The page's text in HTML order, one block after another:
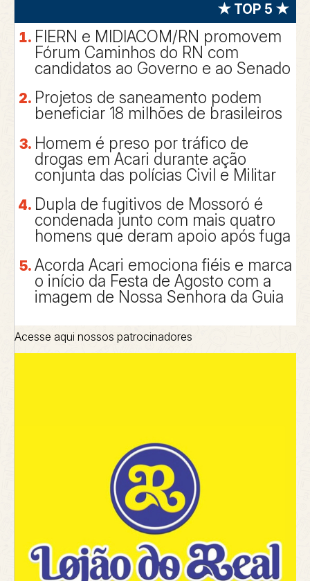
★ TOP 5 ★
FIERN e MIDIACOM/RN promovem
Fórum Caminhos do RN com
candidatos ao Governo e ao Senado
Projetos de saneamento podem
beneficiar 18 milhões de brasileiros
Homem é preso por tráfico de
drogas em Acari durante ação
conjunta das polícias Civil e Militar
Dupla de fugitivos de Mossoró é
condenada junto com mais quatro
homens que deram apoio após fuga
Acorda Acari emociona fiéis e marca
o início da Festa de Agosto com a
imagem de Nossa Senhora da Guia
Acesse aqui nossos patrocinadores